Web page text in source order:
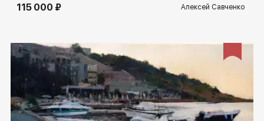
115 000 ₽ Алексей Савченко